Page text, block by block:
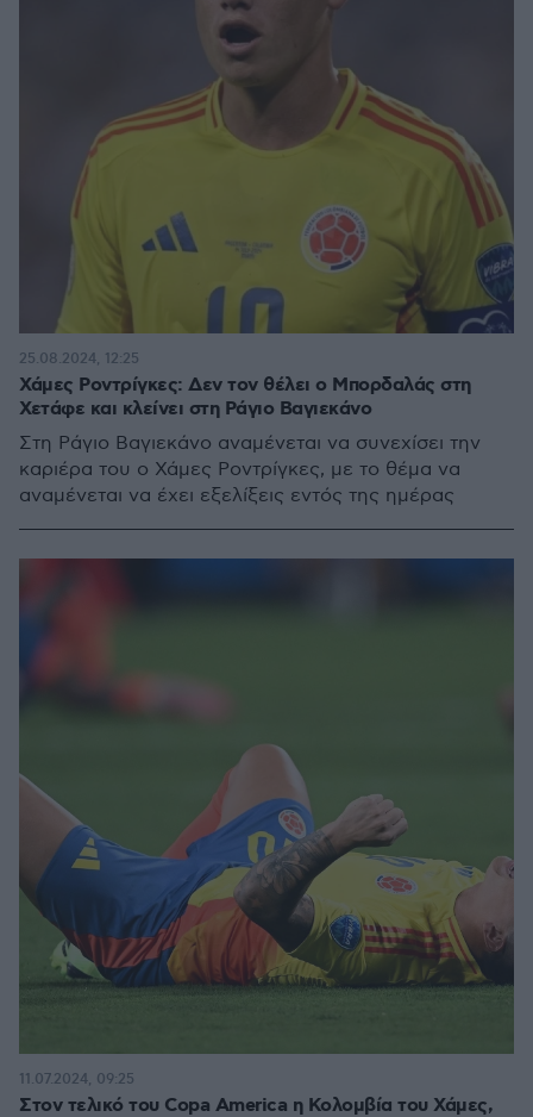
Χάμες Ροντρίγκες: Δεν τον θέλει ο Μπορδαλάς στη
Χετάφε και κλείνει στη Ράγιο Βαγιεκάνο
Στη Ράγιο Βαγιεκάνο αναμένεται να συνεχίσει την
καριέρα του ο Χάμες Ροντρίγκες, με το θέμα να
αναμένεται να έχει εξελίξεις εντός της ημέρας
25.08.2024, 12:25
Στον τελικό του Copa America η Κολομβία του Χάμες,
11.07.2024, 09:25